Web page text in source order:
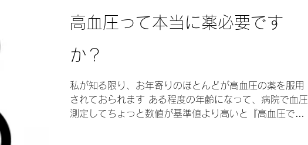
高血圧って本当に薬必要です
か？
私が知る限り、お年寄りのほとんどが高血圧の薬を服用
されておられます ある程度の年齢になって、病院で血圧
測定してちょっと数値が基準値より高いと『高血圧です